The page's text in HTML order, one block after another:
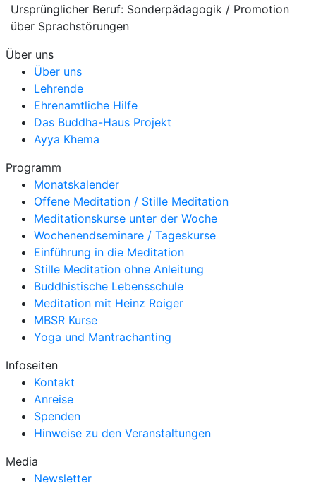
Ursprünglicher Beruf: Sonderpädagogik / Promotion
über Sprachstörungen
Über uns
Über uns
Lehrende
Ehrenamtliche Hilfe
Das Buddha-Haus Projekt
Ayya Khema
Programm
Monatskalender
Offene Meditation / Stille Meditation
Meditationskurse unter der Woche
Wochenendseminare / Tageskurse
Einführung in die Meditation
Stille Meditation ohne Anleitung
Buddhistische Lebensschule
Meditation mit Heinz Roiger
MBSR Kurse
Yoga und Mantrachanting
Infoseiten
Kontakt
Anreise
Spenden
Hinweise zu den Veranstaltungen
Media
Newsletter